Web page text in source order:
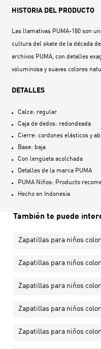
HISTORIA DEL PRODUCTO
Las llamativas PUMA-180 son
cultura del skate de la década
archivos PUMA, con detalles
voluminosa y suaves colores
DETALLES
Calce: regular
Caja de dedos: redondeada
Cierre: cordones elásticos y
Base: baja
Con lengüeta acolchada
Detalles de la marca PUMA
PUMA Niños: Producto
Hecho en
Indonesia
También te puede
Zapatillas para niños
Zapatillas para niños
Zapatillas para niños
Zapatillas para niños
Zapatillas para niños